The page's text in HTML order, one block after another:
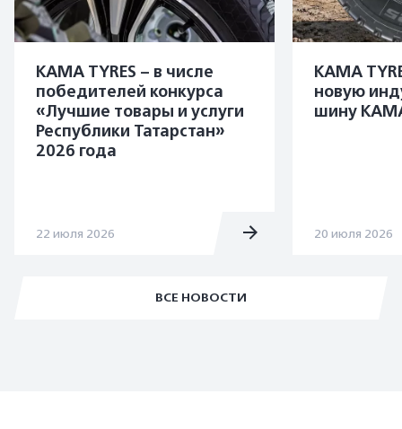
ВСЕ НОВОСТИ
KAMA TYRES – в числе
победителей конкурса
«Лучшие товары и услуги
Республики Татарстан»
2026 года
22 июля 2026
KAMA
новую
шину
20 июля 2026